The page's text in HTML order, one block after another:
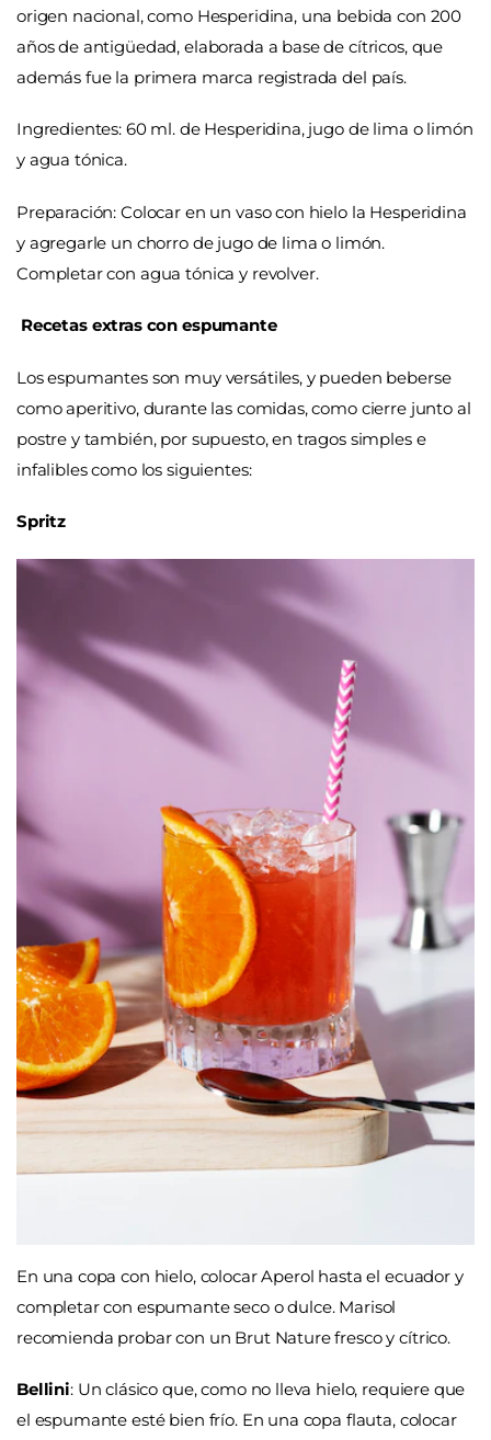
origen nacional, como Hesperidina, una bebida con 200
años de antigüedad, elaborada a base de cítricos, que
además fue la primera marca registrada del país.
Ingredientes: 60 ml. de Hesperidina, jugo de lima o limón
y agua tónica.
Preparación: Colocar en un vaso con hielo la Hesperidina
y agregarle un chorro de jugo de lima o limón.
Completar con agua tónica y revolver.
Recetas extras con espumante
Los espumantes son muy versátiles, y pueden beberse
como aperitivo, durante las comidas, como cierre junto al
postre y también, por supuesto, en tragos simples e
infalibles como los siguientes:
Spritz
En una copa con hielo, colocar Aperol hasta el ecuador y
completar con espumante seco o dulce. Marisol
recomienda probar con un Brut Nature fresco y cítrico.
Bellini: Un clásico que, como no lleva hielo, requiere que
el espumante esté bien frío. En una copa flauta, colocar